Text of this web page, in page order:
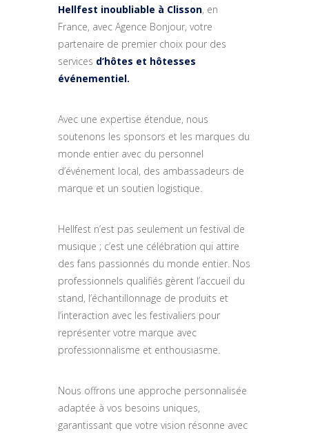
Hellfest inoubliable à Clisson, en
France, avec Agence Bonjour, votre
partenaire de premier choix pour des
services d’hôtes et hôtesses
événementiel.
Avec une expertise étendue, nous
soutenons les sponsors et les marques du
monde entier avec du personnel
d’événement local, des ambassadeurs de
marque et un soutien logistique.
Hellfest n’est pas seulement un festival de
musique ; c’est une célébration qui attire
des fans passionnés du monde entier. Nos
professionnels qualifiés gèrent l’accueil du
stand, l’échantillonnage de produits et
l’interaction avec les festivaliers pour
représenter votre marque avec
professionnalisme et enthousiasme.
Nous offrons une approche personnalisée
adaptée à vos besoins uniques,
garantissant que votre vision résonne avec